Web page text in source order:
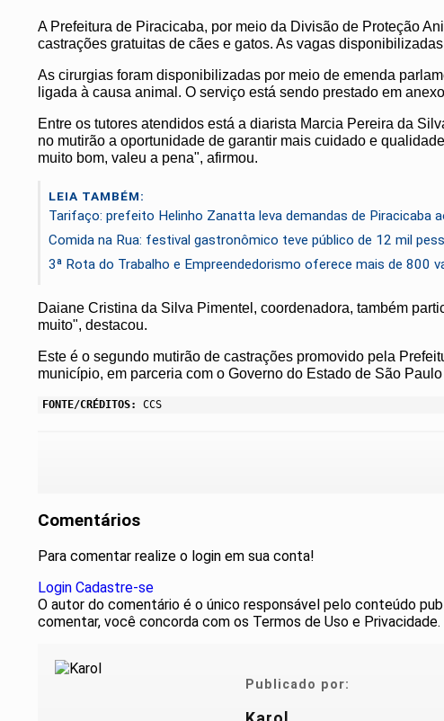
A Prefeitura de Piracicaba, por meio da Divisão de Proteção
castrações gratuitas de cães e gatos. As vagas
As cirurgias foram disponibilizadas por meio de emenda
ligada à causa animal. O serviço está sendo prestado em
Entre os tutores atendidos está a diarista Marcia Pereira da
no mutirão a oportunidade de garantir mais cuidado e
muito bom, valeu a pena", afirmou.
LEIA TAMBÉM:
Tarifaço: prefeito Helinho Zanatta leva demandas de Piracicaba
Comida na Rua: festival gastronômico teve público de 12 mil
3ª Rota do Trabalho e Empreendedorismo oferece mais de 800
Daiane Cristina da Silva Pimentel, coordenadora, também
muito", destacou.
Este é o segundo mutirão de castrações promovido pela
município, em parceria com o Governo do Estado de São
FONTE/CRÉDITOS: CCS
Comentários
Para comentar realize o login em sua conta!
Login Cadastre-se
O autor do comentário é o único responsável pelo conteúdo
comentar, você concorda com os Termos de Uso e Privacidade.
Publicado por: